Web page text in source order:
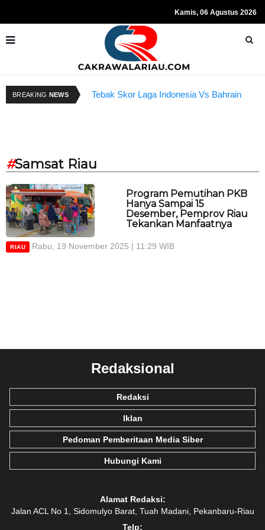
Kamis, 06 Agustus 2026
BREAKING NEWS
Tebak Skor Laga Indonesia Vs Bahrain
#Samsat Riau
Program Pemutihan PKB
Hanya Sampai 15
Desember, Pemprov Riau
Tekankan Manfaatnya
RIAU Rabu, 19 November 2025 | 11:29 WIB
Redaksional
Redaksi
Iklan
Pedoman Pemberitaan Media Siber
Hubungi Kami
Alamat Redaksi:
Jalan ACL No 1, Sidomulyo Barat, Tuah Madani, Pekanbaru-Riau
Telp: